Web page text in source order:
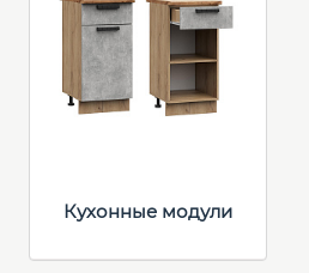
Кухонные модули